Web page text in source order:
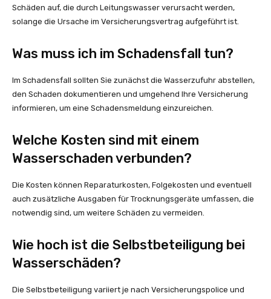
Schäden auf, die durch Leitungswasser verursacht werden,
solange die Ursache im Versicherungsvertrag aufgeführt ist.
Was muss ich im Schadensfall tun?
Im Schadensfall sollten Sie zunächst die Wasserzufuhr abstellen,
den Schaden dokumentieren und umgehend Ihre Versicherung
informieren, um eine Schadensmeldung einzureichen.
Welche Kosten sind mit einem
Wasserschaden verbunden?
Die Kosten können Reparaturkosten, Folgekosten und eventuell
auch zusätzliche Ausgaben für Trocknungsgeräte umfassen, die
notwendig sind, um weitere Schäden zu vermeiden.
Wie hoch ist die Selbstbeteiligung bei
Wasserschäden?
Die Selbstbeteiligung variiert je nach Versicherungspolice und